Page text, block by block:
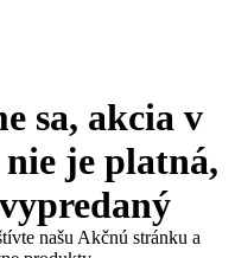
sa, akcia v
je platná,
našu Akčnú stránku a